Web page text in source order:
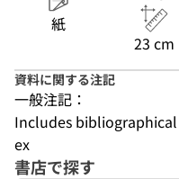
紙
23 cm
資料に関する注記
一般注記：
Includes
ex
書店で探す